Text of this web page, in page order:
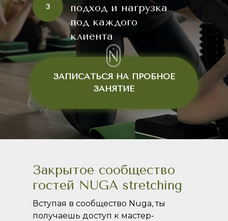
3
подход и нагрузка
под каждого
клиента
ЗАПИСАТЬСЯ НА ПРОБНОЕ
ЗАНЯТИЕ
Закрытое сообщество
гостей NUGA stretching
Вступая в сообщество Nuga, ты
получаешь доступ к мастер-